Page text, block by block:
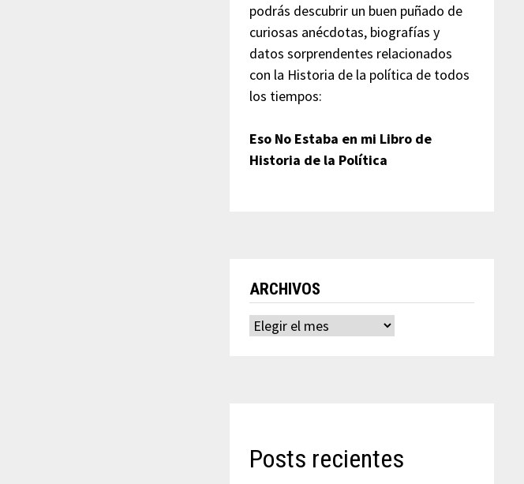
podrás descubrir un buen puñado de
curiosas anécdotas, biografías y
datos sorprendentes relacionados
con la Historia de la política de todos
los tiempos:
Eso No Estaba en mi Libro de
Historia de la Política
ARCHIVOS
Archivos
Posts recientes